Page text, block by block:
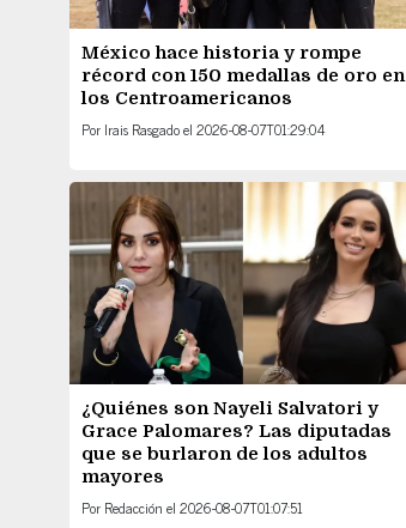
México hace historia y rompe
récord con 150 medallas de oro en
los Centroamericanos
Por Irais Rasgadoel 2026-08-07T01:29:04
¿Quiénes son Nayeli Salvatori y
Grace Palomares? Las diputadas
que se burlaron de los adultos
mayores
Por Redacción el 2026-08-07T01:07:51